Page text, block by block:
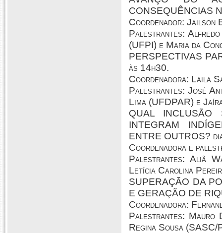
CONSEQUÊNCIAS
Coordenador: Jailson
Palestrantes: Alfredo
(UFPI) e Maria da
PERSPECTIVAS
às 14h30.
Coordenadora: Laila
Palestrantes: José
Lima (UFDPAR) e
QUAL INCLUSÃO
INTEGRAM
ENTRE OUTROS?
Coordenadora e
Palestrantes: Aliã
Letícia Carolina
SUPERAÇÃO DA
E GERAÇÃO DE
Coordenadora:
Palestrantes: Mauro
Regina Sousa (SASC/